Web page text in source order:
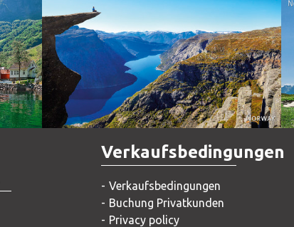
Norway
Verkaufsbedingungen
Verkaufsbedingungen
Buchung Privatkunden
Privacy policy